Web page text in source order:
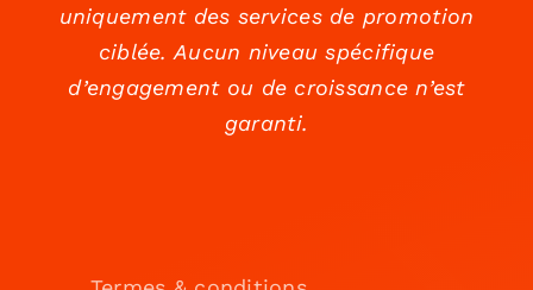
uniquement des services de promotion
ciblée. Aucun niveau spécifique
d’engagement ou de croissance n’est
garanti.